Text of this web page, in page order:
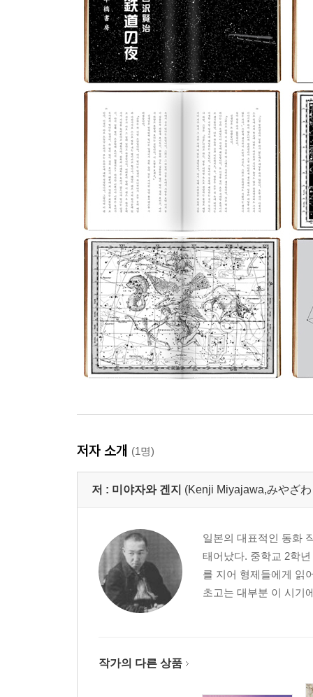
저자 소개 (1명)
저 : 미야자와 겐지 (Kenji Miyajawa,みやざ
일본의 대표적인 동화
태어났다. 중학교 2학
를 지어 형제들에게 읽
초고는 대부분 이 시기
작가의 다른 상품